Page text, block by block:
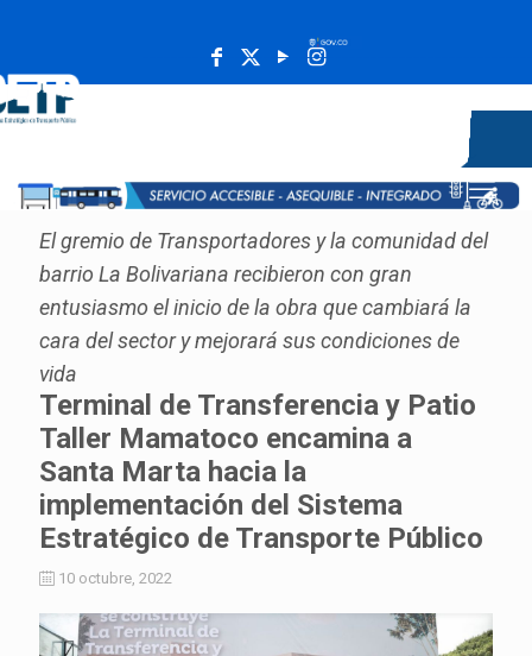
El gremio de Transportadores y la comunidad del
barrio La Bolivariana recibieron con gran
entusiasmo el inicio de la obra que cambiará la
cara del sector y mejorará sus condiciones de
vida
Terminal de Transferencia y Patio
Taller Mamatoco encamina a
Santa Marta hacia la
implementación del Sistema
Estratégico de Transporte Público
10 octubre, 2022